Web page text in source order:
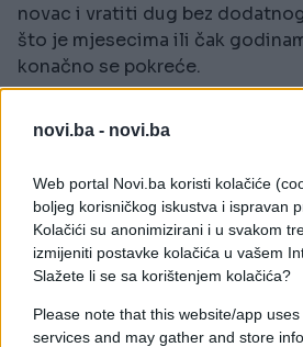
novi.ba - novi.ba
Web portal Novi.ba koristi kolačiće
boljeg korisničkog iskustva i ispravan
Kolačići su anonimizirani i u svakom
izmijeniti postavke kolačića u vašem
Slažete li se sa korištenjem kolačića?
Please note that this website/app
services and may gather and store
novac i vratiti dug bez
što je mjesecima ili čak
konačno se pokreće.
Posebno povoljan period
sa zemljom, nekretninama,
proizvodnjom hrane. Ponuda
značajno poboljšati njihovu
Ako razmišljate o prodaji stana,
automobila, astrolozi savjetuju
juna mogao bi donijeti bolju